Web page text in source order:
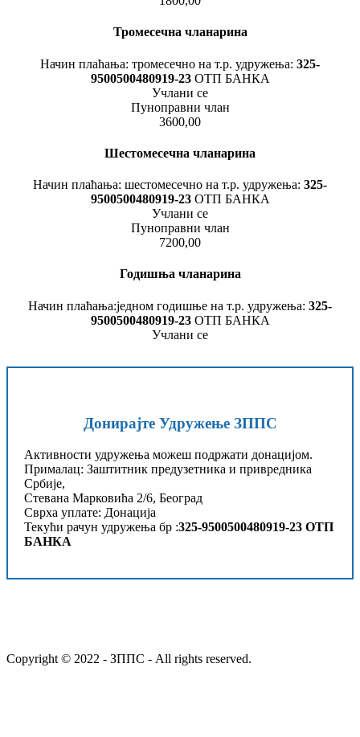
Тромесечна чланарина
Начин плаћања: тромесечно на т.р. удружења: 325-
9500500480919-23ОТП БАНКА
Учлани се
Пуноправни члан
3600,00
Шестомесечна чланарина
Начин плаћања: шестомесечно на т.р. удружења: 325-
9500500480919-23ОТП БАНКА
Учлани се
Пуноправни члан
7200,00
Годишња чланарина
Начин плаћања:једном годишње на т.р. удружења: 325-
9500500480919-23ОТП БАНКА
Учлани се
Донирајте Удружење ЗППС
Активности удружења можеш подржати донацијом.
Прималац: Заштитник предузетника и привредника
Србије,
Стевана Марковића 2/6, Београд
Сврха уплате: Донација
Текући рачун удружења бр :325-9500500480919-23 ОТП
БАНКА
Copyright © 2022 - ЗППС - All rights reserved.